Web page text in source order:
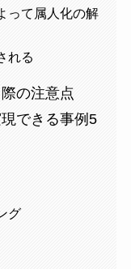
って属人化の解
れる
の注意点
できる事例5
グ